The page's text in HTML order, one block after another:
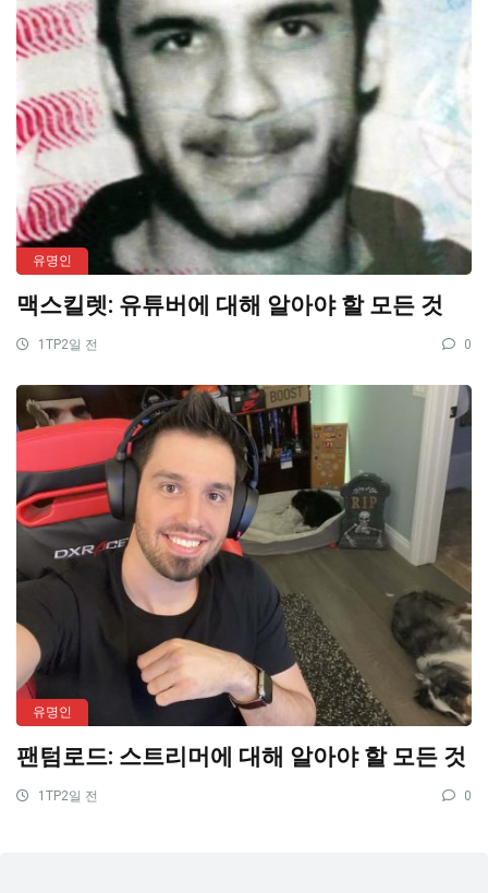
유명인
맥스킬렛: 유튜버에 대해 알아야 할 모든 것
1TP2일 전 0
유명인
팬텀로드: 스트리머에 대해 알아야 할 모든 것
1TP2일 전 0